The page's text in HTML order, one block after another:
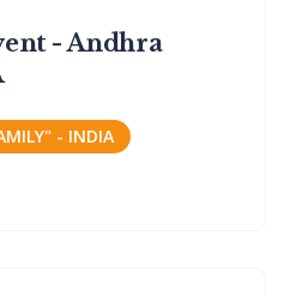
- Andhra
- INDIA